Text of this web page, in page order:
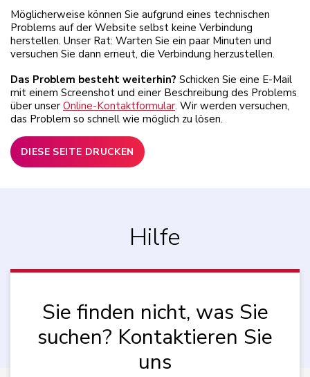
Möglicherweise können Sie aufgrund eines technischen
Problems auf der Website selbst keine Verbindung
herstellen. Unser Rat: Warten Sie ein paar Minuten und
versuchen Sie dann erneut, die Verbindung herzustellen.
Das Problem besteht weiterhin? Schicken Sie eine E-Mail
mit einem Screenshot und einer Beschreibung des Problems
über unser Online-Kontaktformular. Wir werden versuchen,
das Problem so schnell wie möglich zu lösen.
DIESE SEITE DRUCKEN
Hilfe
Sie finden nicht, was Sie
suchen? Kontaktieren Sie
uns